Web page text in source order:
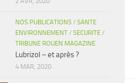
NOS PUBLICATIONS / SANTE
ENVIRONNEMENT / SECURITE /
TRIBUNE ROUEN MAGAZINE
Lubrizol – et après ?
4 MAR, 2020